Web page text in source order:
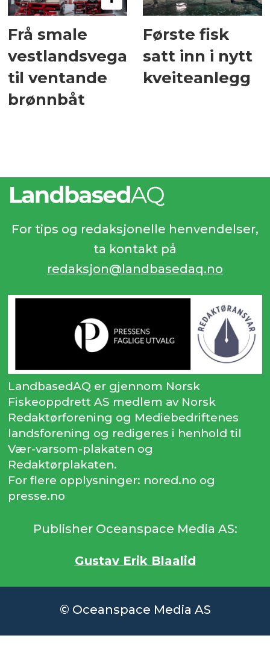
Frå smale
vestlandsvegar
til ventande
brønnbåt
Første fisk
satt inn i nytt
kveiteanlegg
For tips og redaksjonelle henvendelser,
ta kontakt på
redaksjon@landbasedaq.no
LandbasedAQ er gjennom Norsk
Fiskeoppdrett AS medlem av Norsk
Redaktørforening og Mediebedriftenes
landsforening og redigeres i henhold til
Vær-varsom-plakaten og
Redaktørplakaten.
For flere opplysninger: nored.no og
presse.no
Publisher Oceanspace Media AS:
Gustav Erik Blaalid
© Oceanspace Media AS